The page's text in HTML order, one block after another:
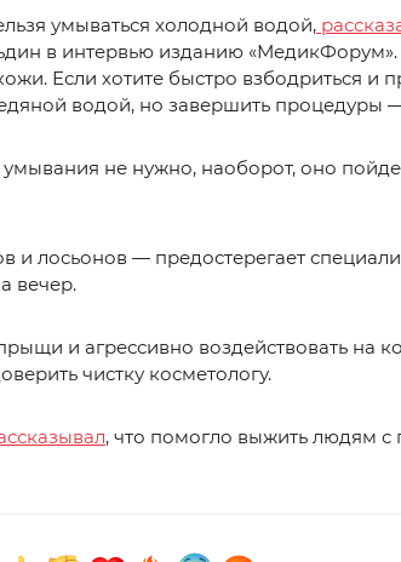
умываться холодной водой,
в интервью изданию «МедикФорум».
Если хотите быстро взбодриться и
водой, но завершить процедуры
умывания не нужно, наоборот, оно
и лосьонов — предостерегает
вечер.
и агрессивно воздействовать на
чистку косметологу.
, что помогло выжить людям с